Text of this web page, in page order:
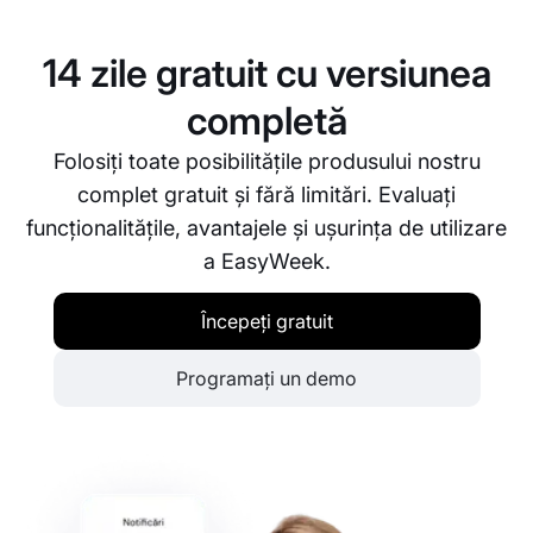
14 zile gratuit cu versiunea
completă
Folosiți toate posibilitățile produsului nostru
complet gratuit și fără limitări. Evaluați
funcționalitățile, avantajele și ușurința de utilizare
a EasyWeek.
Începeți gratuit
Programați un demo